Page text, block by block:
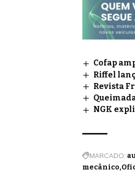
Cofap
Riffel
Revista
NGK
MARCADO:
mecânico